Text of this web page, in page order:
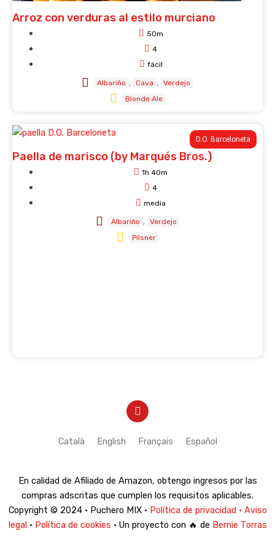
Arroz con verduras al estilo murciano
50m
4
fácil
Albariño Cava
Verdejo
Blonde Ale
D.O. Barceloneta
Paella de marisco (by Marqués Bros.)
1h 40m
4
media
Albariño
Verdejo
Pilsner
Y
o
t
Català English Français Español
En calidad de Afiliado de Amazon, obtengo ingresos por las
compras adscritas que cumplen los requisitos aplicables.
Copyright © 2024 · Puchero MIX · Política de privacidad · Aviso
legal· Política de cookies · Un proyecto con 🔥 de Bernie Torras